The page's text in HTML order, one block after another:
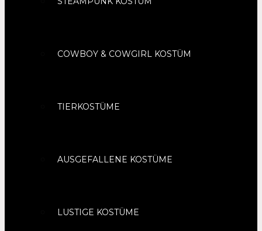
COWBOY & COWGIRL KOSTÜM
TIERKOSTÜME
AUSGEFALLENE KOSTÜME
LUSTIGE KOSTÜME